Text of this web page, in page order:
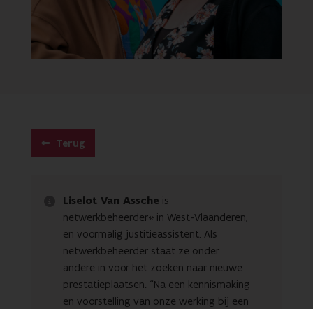
Terug
Liselot Van Assche is
netwerkbeheerder* in West-Vlaanderen,
en voormalig justitieassistent. Als
netwerkbeheerder staat ze onder
andere in voor het zoeken naar nieuwe
prestatieplaatsen. “Na een kennismaking
en voorstelling van onze werking bij een